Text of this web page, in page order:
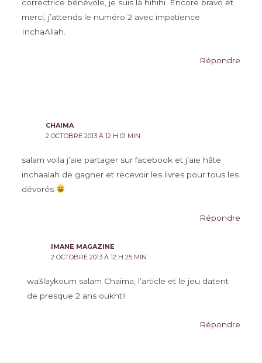
correctrice bénévole, je suis là hihihi. Encore bravo et
merci, j’attends le numéro 2 avec impatience
InchaAllah.
Répondre
CHAIMA
2 OCTOBRE 2013 À 12 H 01 MIN
salam voila j’aie partager sur facebook et j’aie hâte
inchaalah de gagner et recevoir les livres pour tous les
dévorés
Répondre
IMANE MAGAZINE
2 OCTOBRE 2013 À 12 H 25 MIN
wa3laykoum salam Chaima, l’article et le jeu datent
de presque 2 ans oukhti!
Répondre